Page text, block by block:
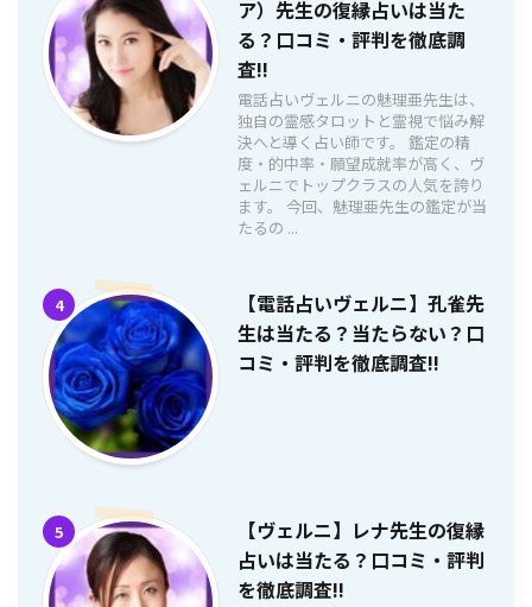
ア）先生の復縁占いは当た
る？口コミ・評判を徹底調
査!!
電話占いヴェルニの魅理亜先生は、
独自の霊感タロットと霊視で悩み解
決へと導く占い師です。 鑑定の精
度・的中率・願望成就率が高く、ヴ
ェルニでトップクラスの人気を誇り
ます。 今回、魅理亜先生の鑑定が当
たるの ...
4
【電話占いヴェルニ】孔雀先
生は当たる？当たらない？口
コミ・評判を徹底調査!!
5
【ヴェルニ】レナ先生の復縁
占いは当たる？口コミ・評判
を徹底調査!!